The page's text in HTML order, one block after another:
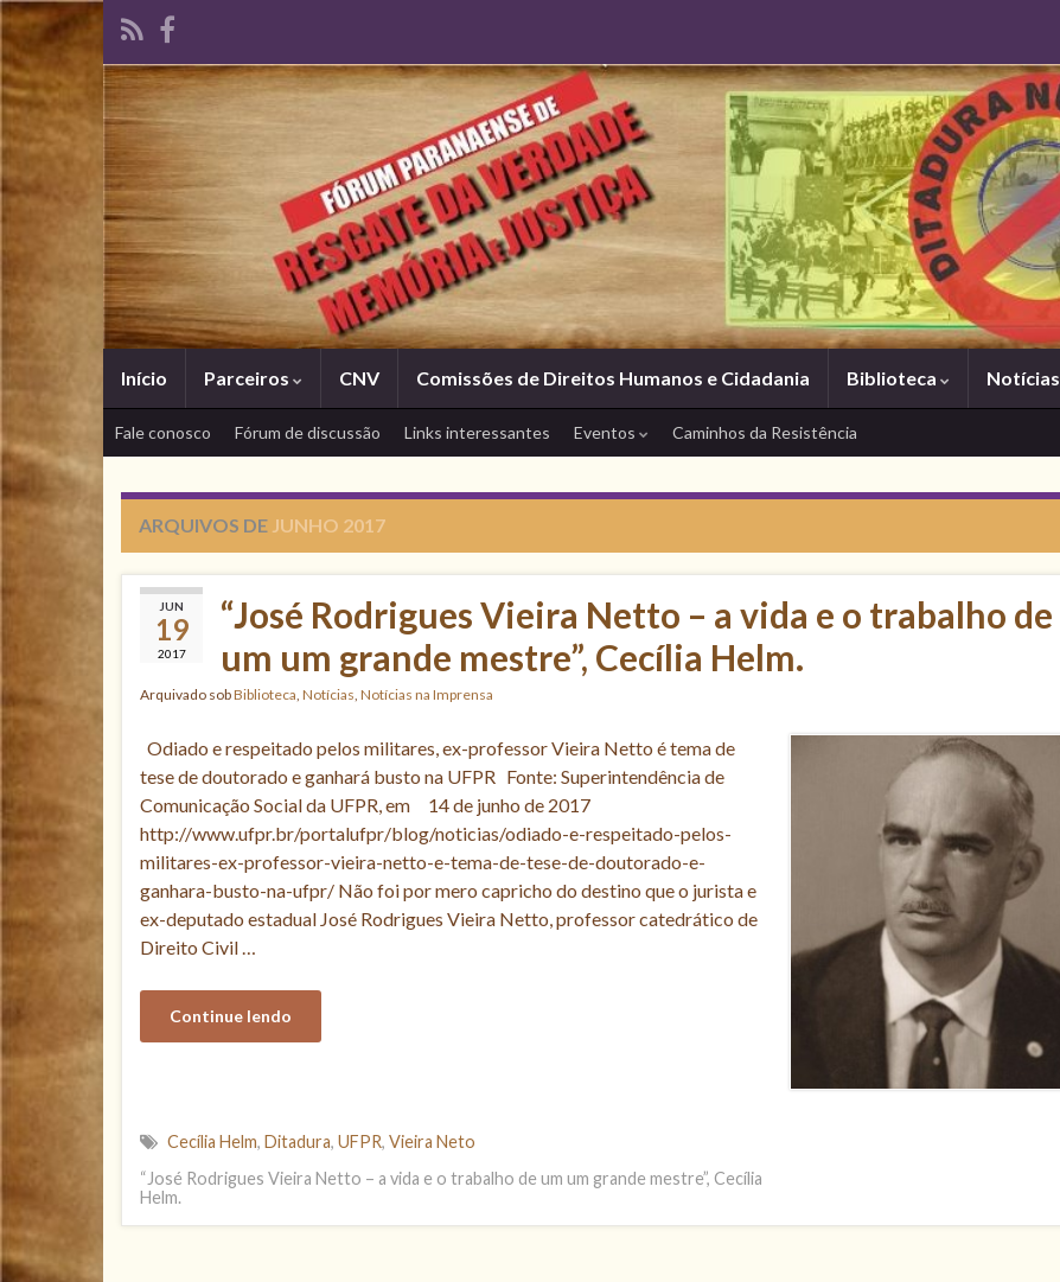
Início Parceiros CNV Comissões de Direitos Humanos e Cidadania Biblioteca Notícias
Fale conosco Fórum de discussão Links interessantes Eventos Caminhos da Resistência
ARQUIVOS DE JUNHO 2017
JUN
19
2017
“José Rodrigues Vieira Netto – a vida e o trabalho de
um um grande mestre”, Cecília Helm.
Arquivado sobBiblioteca, Notícias, Notícias na Imprensa
Odiado e respeitado pelos militares, ex-professor Vieira Netto é tema de
tese de doutorado e ganhará busto na UFPR Fonte: Superintendência de
Comunicação Social da UFPR, em 14 de junho de 2017
http://www.ufpr.br/portalufpr/blog/noticias/odiado-e-respeitado-pelos-
militares-ex-professor-vieira-netto-e-tema-de-tese-de-doutorado-e-
ganhara-busto-na-ufpr/ Não foi por mero capricho do destino que o jurista e
ex-deputado estadual José Rodrigues Vieira Netto, professor catedrático de
Direito Civil …
Continue lendo
Cecília Helm, Ditadura, UFPR, Vieira Neto
“José Rodrigues Vieira Netto – a vida e o trabalho de um um grande mestre”, Cecília
Helm.